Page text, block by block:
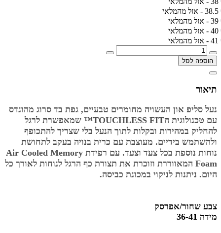
38.5 - אזל מהמלאי
39 - אזל מהמלאי
40 - אזל מהמלאי
41 - אזל מהמלאי
הוספה לסל
תיאור
נעל סליפ און העשויה מחומרים טבעיים, גפת בד סרוג מהונדס
עם טכנולוגית הTOUCHLESS FIT™ שמאפשרת לרגל
להחליק במהירות ובקלות לתוך הנעל בלי שצריך להתכופף
ולהשתמש בידיים. מעוצבת עם כרית בנויה בעקב לתחושת
נוחות נוספת בכל צעד וצעד. עם רפידת Air Cooled Memory
Foam המאווררת וזוכרת את תצורת כף הרגל לנוחות לאורך כל
היום. ניתנות לניקוי במכונת כביסה.
צבע שחור/אפרסק
מידה 36-41